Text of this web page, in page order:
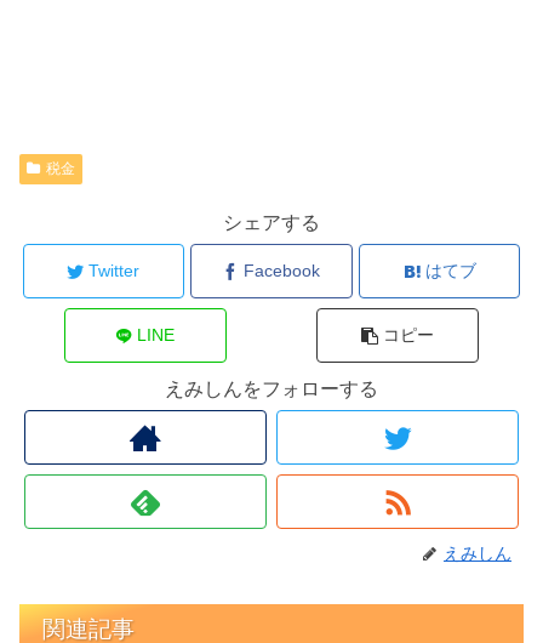
税金
シェアする
Twitter Facebook はてブ
LINE コピー
えみしんをフォローする
えみしん
関連記事